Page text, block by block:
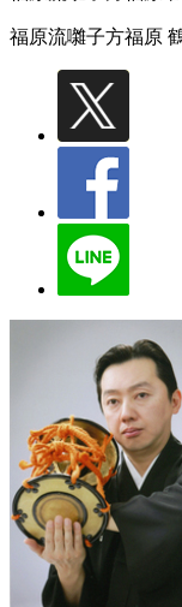
福原流囃子方福原